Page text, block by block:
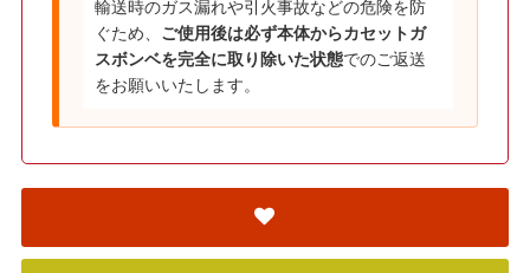
輸送時のガス漏れや引火事故などの危険を防
ぐため、 ご使用後は必ず本体からカセットガ
スボンベを完全に取り除いた状態でのご返送
をお願いいたします。